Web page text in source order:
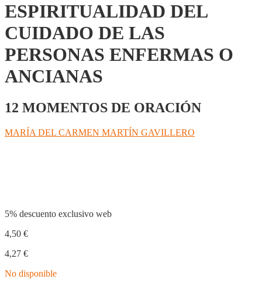
ESPIRITUALIDAD DEL
CUIDADO DE LAS
PERSONAS ENFERMAS O
ANCIANAS
12 MOMENTOS DE ORACIÓN
MARÍA DEL CARMEN MARTÍN GAVILLERO
5% descuento exclusivo web
4,50 €
4,27 €
No disponible